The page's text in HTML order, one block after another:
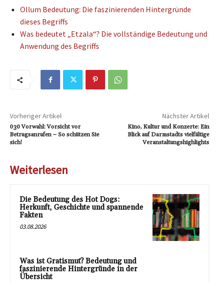
Ollum Bedeutung: Die faszinierenden Hintergründe
dieses Begriffs
Was bedeutet „Etzala“? Die vollständige Bedeutung und
Anwendung des Begriffs
Vorheriger Artikel
030 Vorwahl: Vorsicht vor
Betrugsanrufen – So schützen Sie
sich!
Nächster Artikel
Kino, Kultur und Konzerte: Ein
Blick auf Darmstadts vielfältige
Veranstaltungshighlights
Weiterlesen
Die Bedeutung des Hot Dogs:
Herkunft, Geschichte und spannende
Fakten
03.08.2026
Was ist Gratismut? Bedeutung und
faszinierende Hintergründe in der
Übersicht